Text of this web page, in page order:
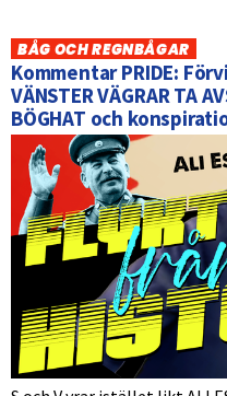
BÅG OCH REGNBÅGAR
Kommentar PRIDE:
VÄNSTER VÄGRAR TA
BÖGHAT och